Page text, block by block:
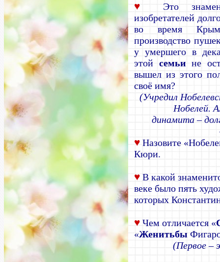
♥
Это
изобретателей
во время
производство
у умершего в
этой семьи не
вышел из этого
своё имя?
(Учредил
Нобелей.
динамита –
♥ Назовите
Кюри.
♥ В какой
веке было пять
которых
♥ Чем отличается «
«Женитьбы
(Первое –